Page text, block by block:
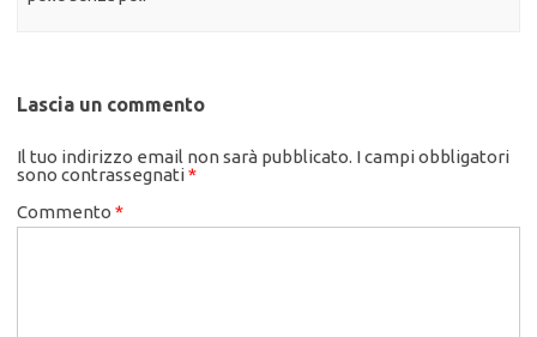
Lascia un commento
Il tuo indirizzo email non sarà pubblicato. I campi obbligatori
sono contrassegnati*
Commento *